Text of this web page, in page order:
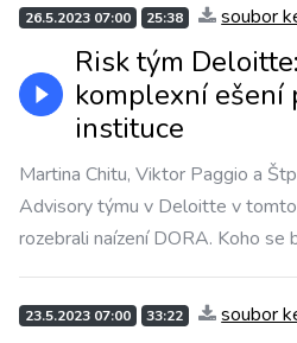
26.5.2023 07:00 25:38 soubor
Risk tým
komplexní ešení
instituce
Martina Chitu, Viktor Paggio a
Advisory týmu v Deloitte v
rozebrali naízení DORA. Koho se
23.5.2023 07:00 33:22 soubor